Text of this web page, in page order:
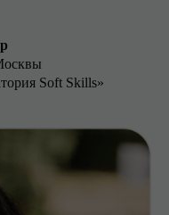
Soft Skills»